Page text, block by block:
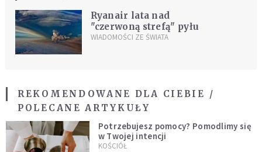
Ryanair lata nad
"czerwoną strefą" pyłu
WIADOMOŚCI ZE ŚWIATA
REKOMENDOWANE DLA CIEBIE /
POLECANE ARTYKUŁY
Potrzebujesz pomocy? Pomodlimy się
w Twojej intencji
KOŚCIÓŁ